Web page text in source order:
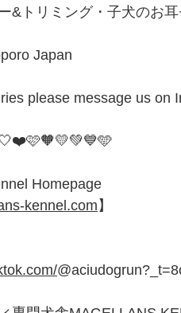
&トリミング・子犬のお
Japan
please message us on
Homepage
kennel.com】